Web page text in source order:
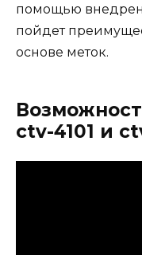
помощью
пойдет
основе меток.
ctv-4101 и